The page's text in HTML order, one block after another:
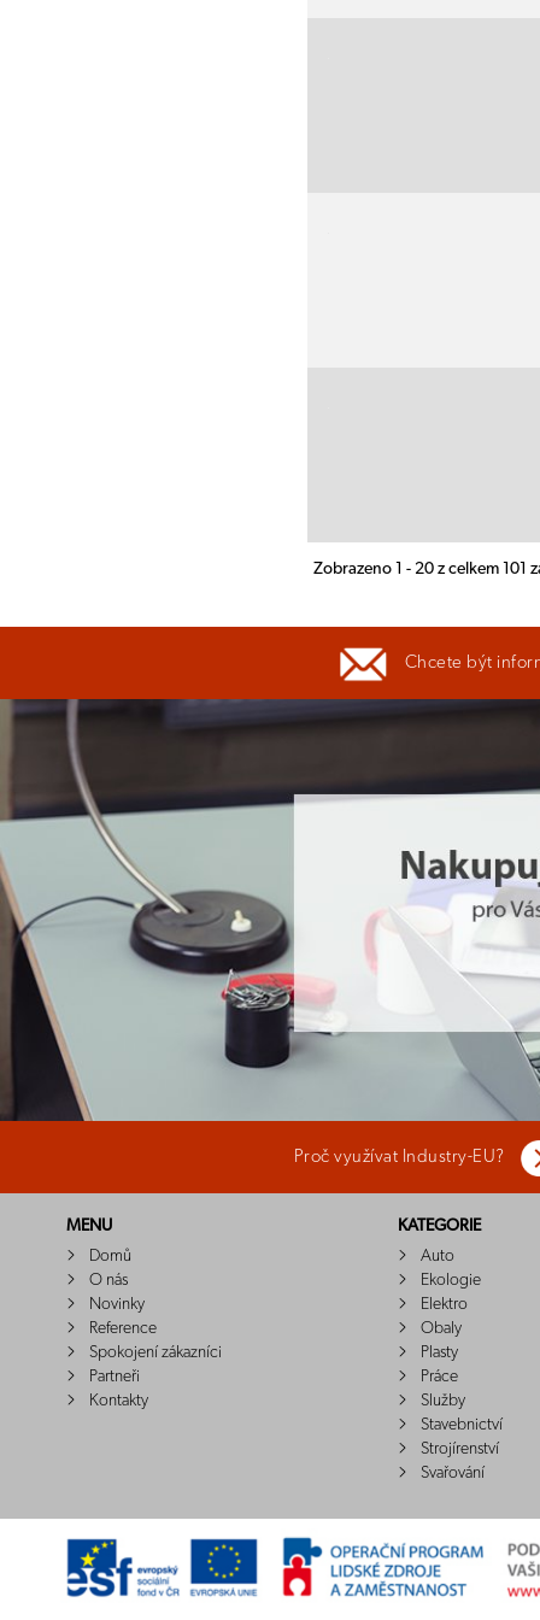
Zobrazeno 1 - 20 z celkem 101
Chcete být
Proč využívat Industry-EU?
MENU
Domů
O nás
Novinky
Reference
Spokojení zákazníci
Partneři
Kontakty
KATEGORIE
Auto
Ekologie
Elektro
Obaly
Plasty
Práce
Služby
Stavebnictví
Strojírenství
Svařování